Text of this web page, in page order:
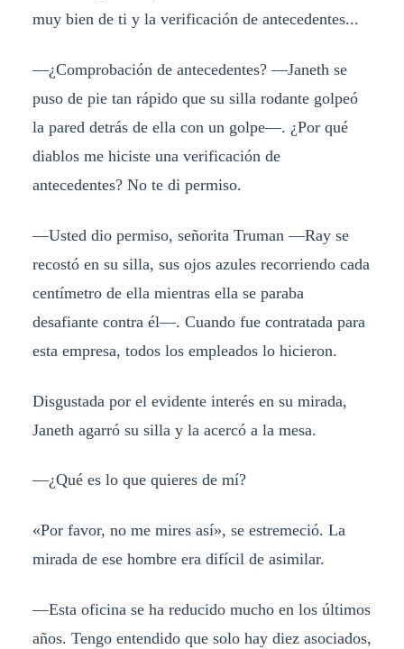
muy bien de ti y la verificación de antecedentes...
—¿Comprobación de antecedentes? —Janeth se
puso de pie tan rápido que su silla rodante golpeó
la pared detrás de ella con un golpe—. ¿Por qué
diablos me hiciste una verificación de
antecedentes? No te di permiso.
—Usted dio permiso, señorita Truman —Ray se
recostó en su silla, sus ojos azules recorriendo cada
centímetro de ella mientras ella se paraba
desafiante contra él—. Cuando fue contratada para
esta empresa, todos los empleados lo hicieron.
Disgustada por el evidente interés en su mirada,
Janeth agarró su silla y la acercó a la mesa.
—¿Qué es lo que quieres de mí?
«Por favor, no me mires así», se estremeció. La
mirada de ese hombre era difícil de asimilar.
—Esta oficina se ha reducido mucho en los últimos
años. Tengo entendido que solo hay diez asociados,